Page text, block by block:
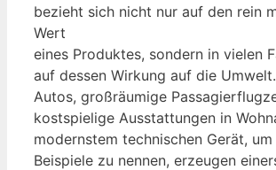
bezieht sich nicht nur auf den rein
Wert
eines Produktes, sondern in vielen
auf dessen Wirkung auf die
Autos, großräumige
kostspielige Ausstattungen in
modernstem technischen Gerät,
Beispiele zu nennen, erzeugen